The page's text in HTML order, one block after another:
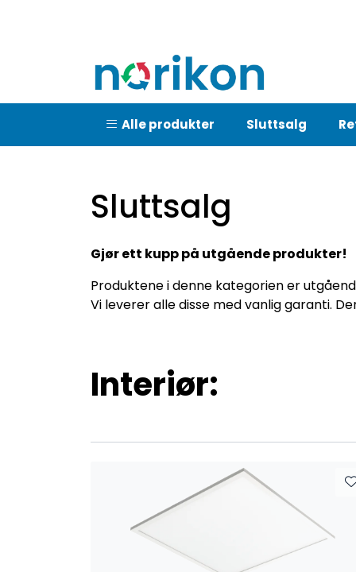
Alle produkter Sluttsalg
Sluttsalg
Gjør ett kupp på utgående produkter!
Produktene i denne kategorien er
Vi leverer alle disse med vanlig garanti.
Interiør: